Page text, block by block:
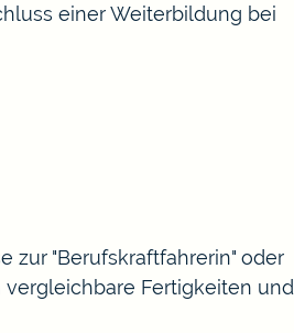
einer Weiterbildung bei
zur "Berufskraftfahrerin" oder
vergleichbare Fertigkeiten und